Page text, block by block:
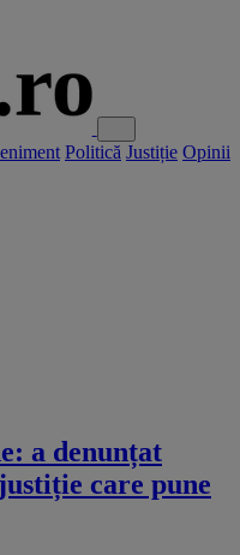
Politică Justiție Opinii
a denunțat
care pune